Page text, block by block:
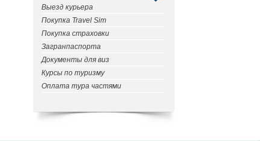
Выезд курьера
Покупка Travel Sim
Покупка страховки
Загранпаспорта
Документы для виз
Курсы по туризму
Оплата тура частями